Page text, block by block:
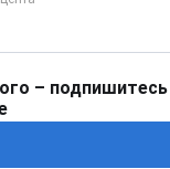
– подпишитесь